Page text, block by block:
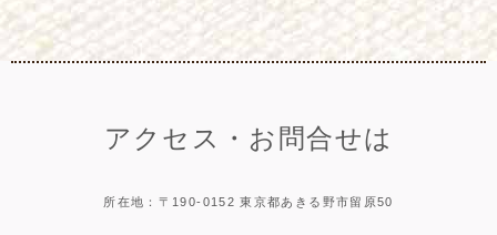
アクセス・お問合せは
所在地：〒190-0152 東京都あきる野市留原50